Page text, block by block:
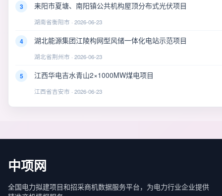
3 耒阳市夏塘、南阳镇公共机构屋顶分布式光伏项目
湖南省衡阳市 · 2026-06-23
4 湖北能源集团江陵构网型风储一体化电站示范项目
湖北省荆州市 · 2026-06-23
5 江西华电吉水青山2×1000MW煤电项目
江西省吉安市 · 2026-06-23
中项网
全国电力拟建项目和招采商机数据服务平台，为电力行业企业提供